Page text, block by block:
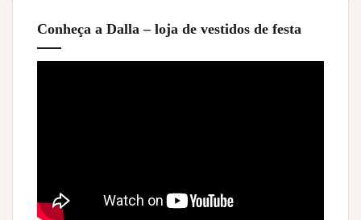
Conheça a Dalla – loja de vestidos de festa